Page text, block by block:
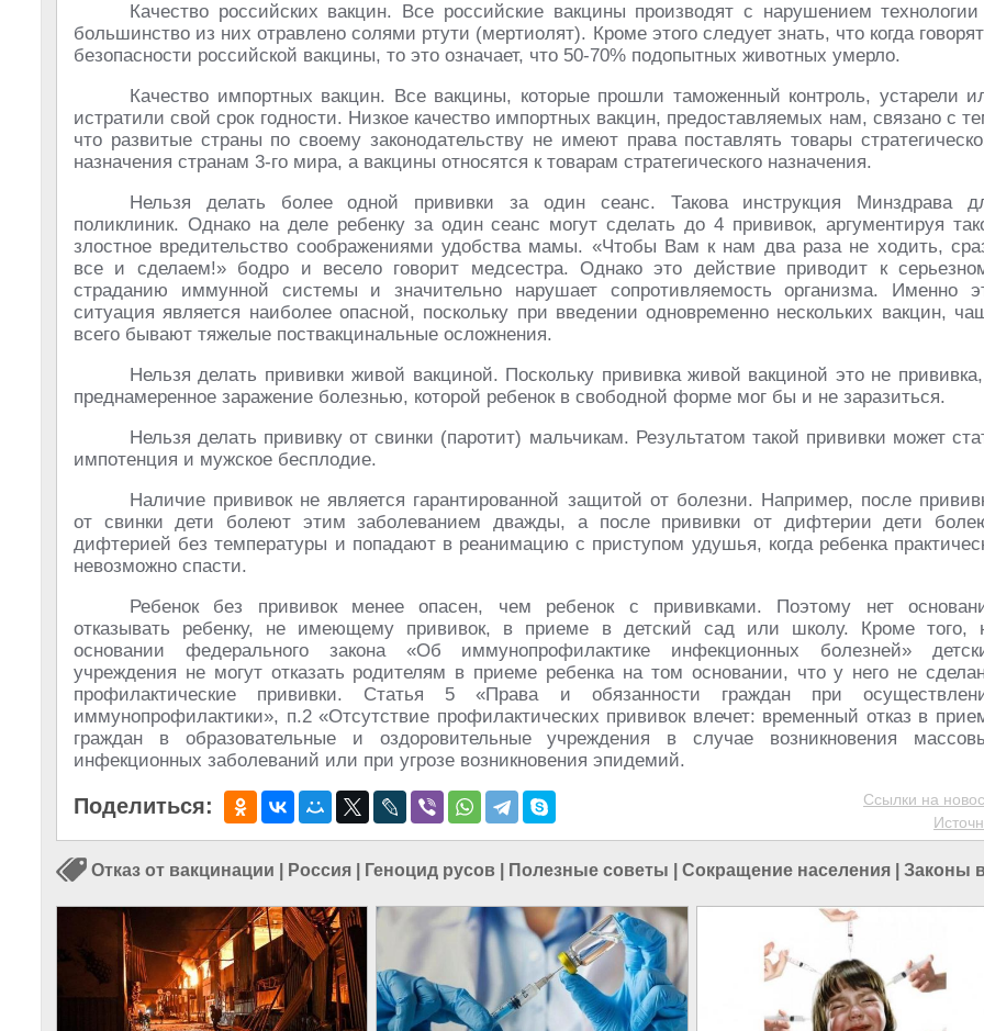
Качество российских вакцин. Все российские вакцины производят с нарушением
большинство из них отравлено солями ртути (мертиолят). Кроме этого следует знать, что когда
безопасности российской вакцины, то это означает, что 50-70% подопытных животных умерло.
Качество импортных вакцин. Все вакцины, которые прошли таможенный контроль, устарели
истратили свой срок годности. Низкое качество импортных вакцин, предоставляемых нам, связано с
что развитые страны по своему законодательству не имеют права поставлять товары
назначения странам 3-го мира, а вакцины относятся к товарам стратегического назначения.
Нельзя делать более одной прививки за один сеанс. Такова инструкция Минздрава
поликлиник. Однако на деле ребенку за один сеанс могут сделать до 4 прививок, аргументируя
злостное вредительство соображениями удобства мамы. «Чтобы Вам к нам два раза не ходить,
все и сделаем!» бодро и весело говорит медсестра. Однако это действие приводит к
страданию иммунной системы и значительно нарушает сопротивляемость организма. Именно
ситуация является наиболее опасной, поскольку при введении одновременно нескольких вакцин,
всего бывают тяжелые поствакцинальные осложнения.
Нельзя делать прививки живой вакциной. Поскольку прививка живой вакциной это не
преднамеренное заражение болезнью, которой ребенок в свободной форме мог бы и не заразиться.
Нельзя делать прививку от свинки (паротит) мальчикам. Результатом такой прививки может
импотенция и мужское бесплодие.
Наличие прививок не является гарантированной защитой от болезни. Например, после
от свинки дети болеют этим заболеванием дважды, а после прививки от дифтерии дети
дифтерией без температуры и попадают в реанимацию с приступом удушья, когда ребенка
невозможно спасти.
Ребенок без прививок менее опасен, чем ребенок с прививками. Поэтому нет
отказывать ребенку, не имеющему прививок, в приеме в детский сад или школу. Кроме того,
основании федерального закона «Об иммунопрофилактике инфекционных болезней»
учреждения не могут отказать родителям в приеме ребенка на том основании, что у него не
профилактические прививки. Статья 5 «Права и обязанности граждан при
иммунопрофилактики», п.2 «Отсутствие профилактических прививок влечет: временный отказ в
граждан в образовательные и оздоровительные учреждения в случае возникновения
инфекционных заболеваний или при угрозе возникновения эпидемий.
Поделиться:
Ссылки на
Отказ от вакцинации Россия Геноцид русов Полезные советы Сокращение населения Законы